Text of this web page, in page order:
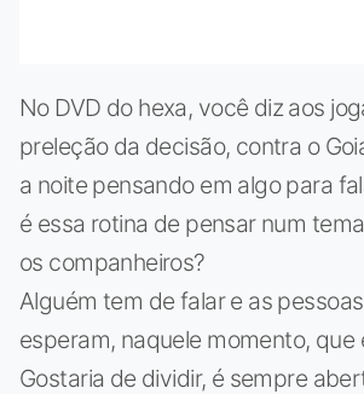
No DVD do hexa, você diz aos
preleção da decisão, contra o
a noite pensando em algo para
é essa rotina de pensar num
os companheiros?
Alguém tem de falar e as
esperam, naquele momento, que
Gostaria de dividir, é sempre